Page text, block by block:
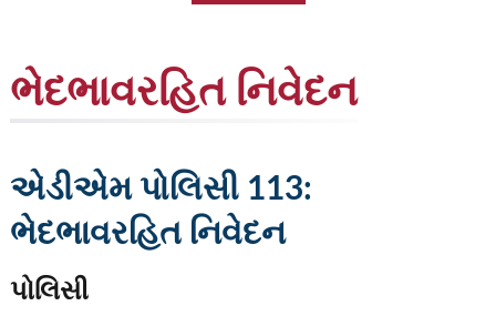
ભેદભાવરહિત નિવેદન
એડીએમ પોલિસી 113:
ભેદભાવરહિત નિવેદન
પોલિસી